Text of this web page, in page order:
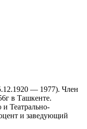
— 1977). Член
в Ташкенте.
и Театрально-
и заведующий